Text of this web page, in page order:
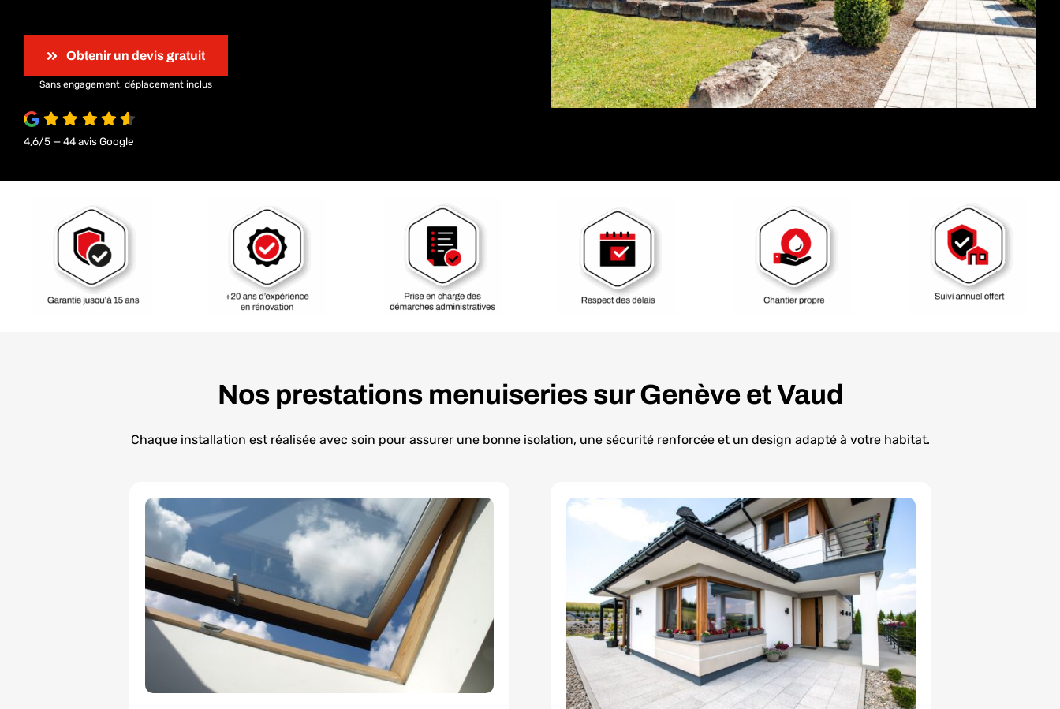
Obtenir un devis gratuit
Sans engagement, déplacement inclus
4,6/5 — 44 avis Google
Nos prestations menuiseries sur Genève et Vaud
Chaque installation est réalisée avec soin pour assurer une bonne isolation, une sécurité renforcée et un design adapté à votre habitat.